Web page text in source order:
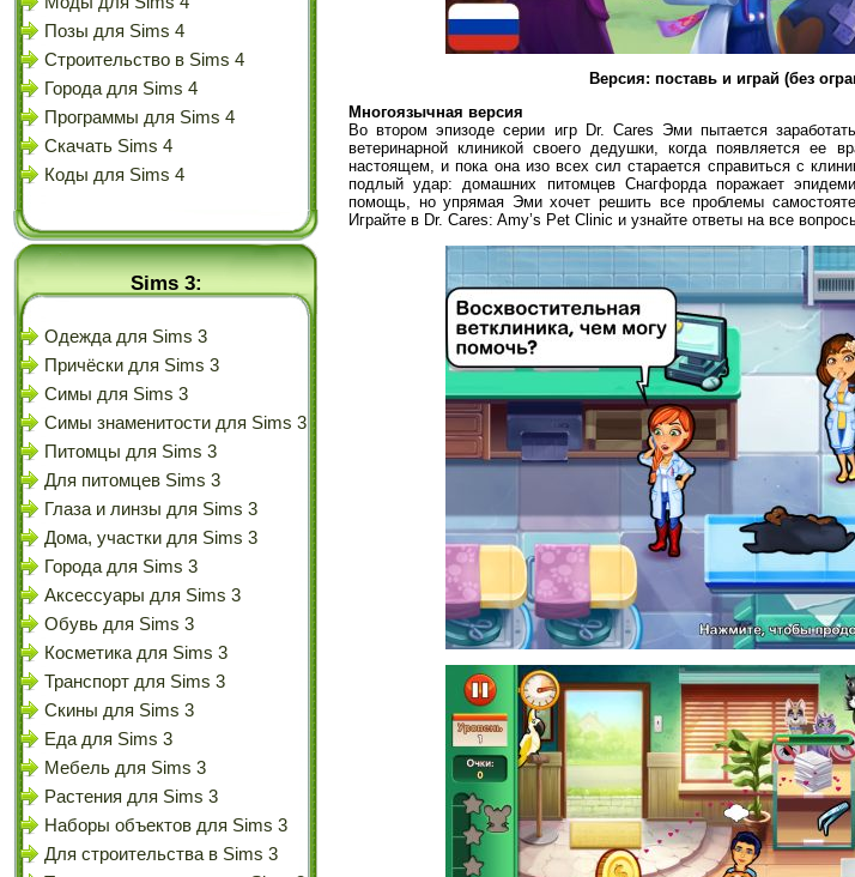
Позы для Sims 4
Строительство в Sims 4
Города для Sims 4
Программы для Sims 4
Скачать Sims 4
Коды для Sims 4
Sims 3:
Одежда для Sims 3
Причёски для Sims 3
Симы для Sims 3
Симы знаменитости для Sims 3
Питомцы для Sims 3
Для питомцев Sims 3
Глаза и линзы для Sims 3
Дома, участки для Sims 3
Города для Sims 3
Аксессуары для Sims 3
Обувь для Sims 3
Косметика для Sims 3
Транспорт для Sims 3
Скины для Sims 3
Еда для Sims 3
Мебель для Sims 3
Растения для Sims 3
Наборы объектов для Sims 3
Для строительства в Sims 3
Версия: поставь и играй (без
Многоязычная версия
Во втором эпизоде серии игр Dr. Cares Эми пытается
ветеринарной клиникой своего дедушки, когда появляется
настоящем, и пока она изо всех сил старается справиться с
подлый удар: домашних питомцев Снагфорда поражает
помощь, но упрямая Эми хочет решить все проблемы
Играйте в Dr. Cares: Amy’s Pet Clinic и узнайте ответы на все